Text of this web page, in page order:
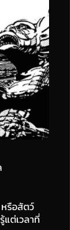
รือสัตว์
แต่เวลาที่